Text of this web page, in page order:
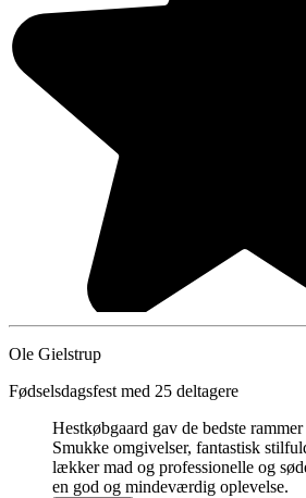
Ole Gielstrup
Fødselsdagsfest med 25 deltagere
Hestkøbgaard gav de bedste
Smukke omgivelser, fantastisk
lækker mad og professionelle og
en god og mindeværdig oplevelse.